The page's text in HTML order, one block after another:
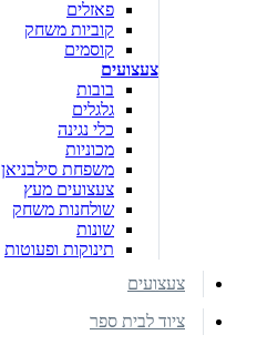
פאזלים
קוביות משחק
קוסמים
צעצועים
בובות
גלגלים
כלי נגינה
מכוניות
משפחת סילבניאן
צעצועים מעץ
שולחנות משחק
שונות
תינוקות ופעוטות
צעצועים
ציוד לבית ספר